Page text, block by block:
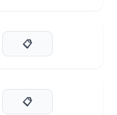
📋
📋